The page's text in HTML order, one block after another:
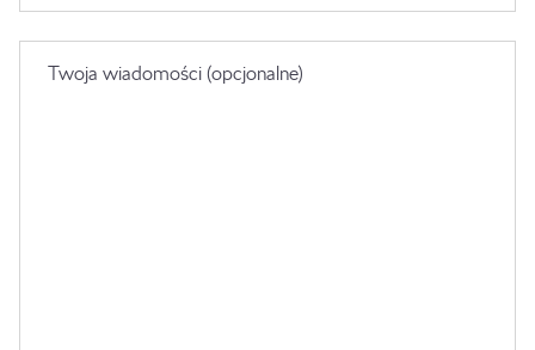
Twoja wiadomości (opcjonalne)